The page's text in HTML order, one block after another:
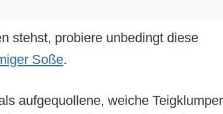
stehst, probiere unbedingt diese
Soße.
aufgequollene, weiche